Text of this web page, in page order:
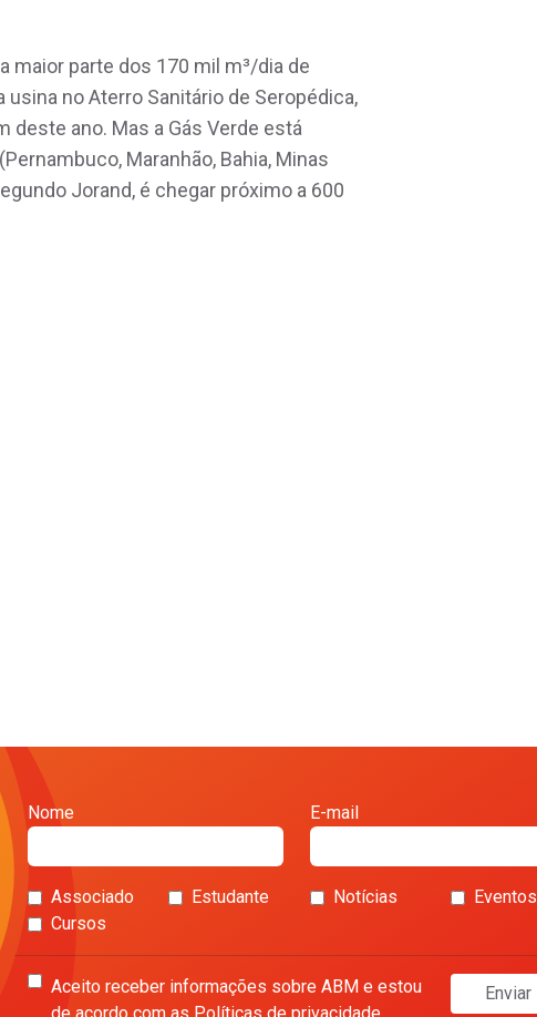
maior parte dos 170 mil m³/dia de
no Aterro Sanitário de Seropédica,
deste ano. Mas a Gás Verde está
Maranhão, Bahia, Minas
Jorand, é chegar próximo a 600
Nome E-mail
Associado Estudante Notícias
Eventos
Cursos
Aceito receber informações sobre ABM e estou
Enviar